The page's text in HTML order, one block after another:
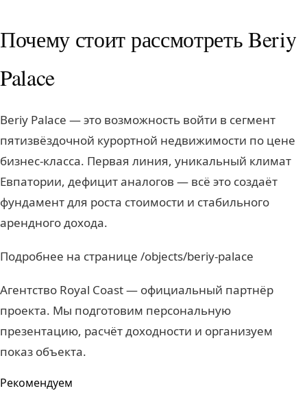
Почему стоит рассмотреть Beriy
Palace
Beriy Palace — это возможность войти в сегмент
пятизвёздочной курортной недвижимости по цене
бизнес-класса. Первая линия, уникальный климат
Евпатории, дефицит аналогов — всё это создаёт
фундамент для роста стоимости и стабильного
арендного дохода.
Подробнее на странице /objects/beriy-palace
Агентство Royal Coast — официальный партнёр
проекта. Мы подготовим персональную
презентацию, расчёт доходности и организуем
показ объекта.
Рекомендуем